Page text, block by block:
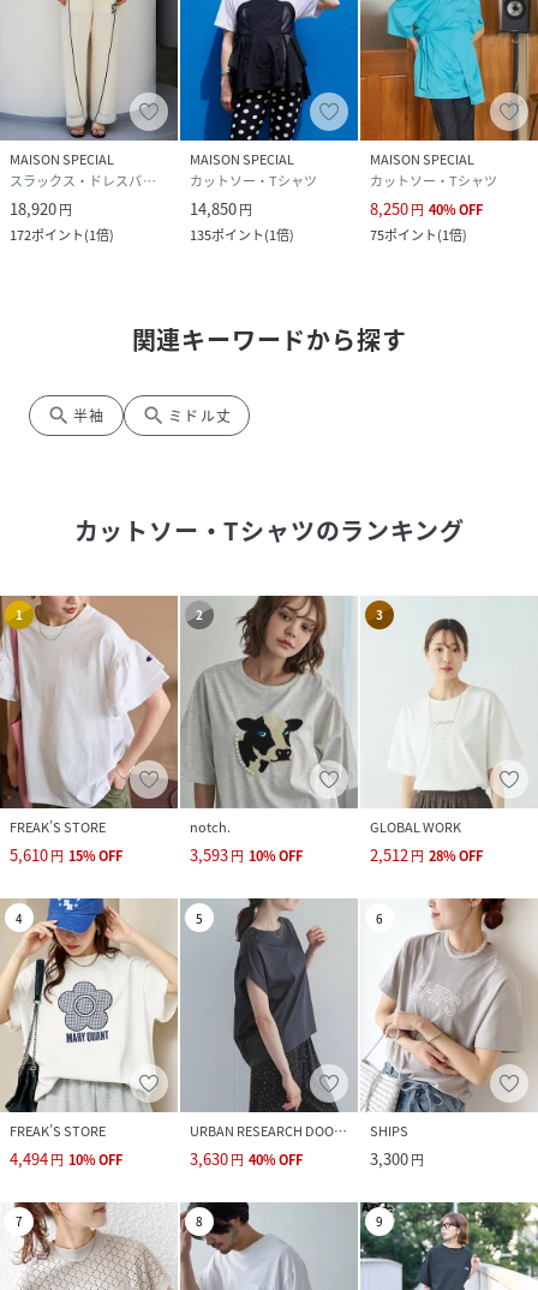
MAISON SPECIAL
スラックス・ドレスパンツ
18,920円
172ポイント(1倍)
MAISON SPECIAL
カットソー・Tシャツ
14,850円
135ポイント(1倍)
MAISON SPECIAL
カットソー・Tシャツ
8,250円 40%OFF
75ポイント(1倍)
関連キーワードから探す
search 半袖 search ミドル丈
カットソー・Tシャツのランキング
1
FREAK’S STORE
5,610円 15%OFF
2
notch.
3,593円 10%OFF
3
GLOBAL WORK
2,512円 28%OFF
4
FREAK’S STORE
4,494円 10%OFF
5
URBAN RESEARCH DOORS
3,630円 40%OFF
6
SHIPS
3,300円
7 8 9